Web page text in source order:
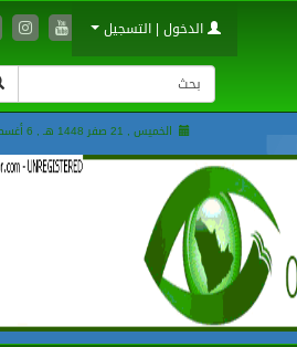
الدخول | التسجيل
الخميس , 21 صفر 1448 هـ , 6 أغسطس 2026 م